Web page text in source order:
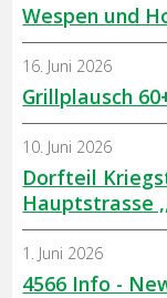
Wespen und
Grillplausch
16. Juni 2026
Dorfteil
Hauptstrasse
10. Juni 2026
4566 Info -
1. Juni 2026